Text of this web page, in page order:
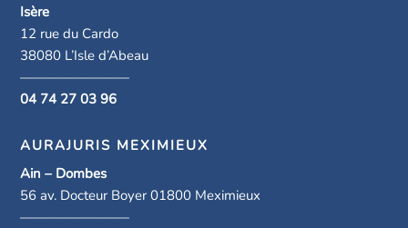
Isère
12 rue du Cardo
38080 L’Isle d’Abeau
————————
04 74 27 03 96
AURAJURIS MEXIMIEUX
Ain – Dombes
56 av. Docteur Boyer 01800 Meximieux
————————